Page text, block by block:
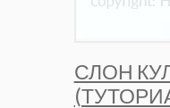
СЛОН